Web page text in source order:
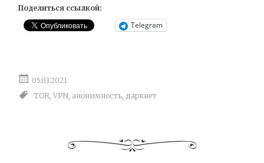
Поделиться ссылкой:
Telegram
05.03.2021
TOR VPN анонимность даркнет